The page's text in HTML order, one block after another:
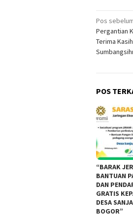
pos
Pos
Pergantian
Terima
POS
“BARAK
BANTUAN
DAN
GRATIS
DESA
BOGOR”